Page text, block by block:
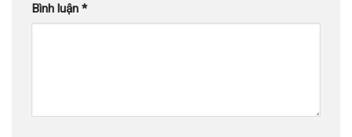
Bình luận *